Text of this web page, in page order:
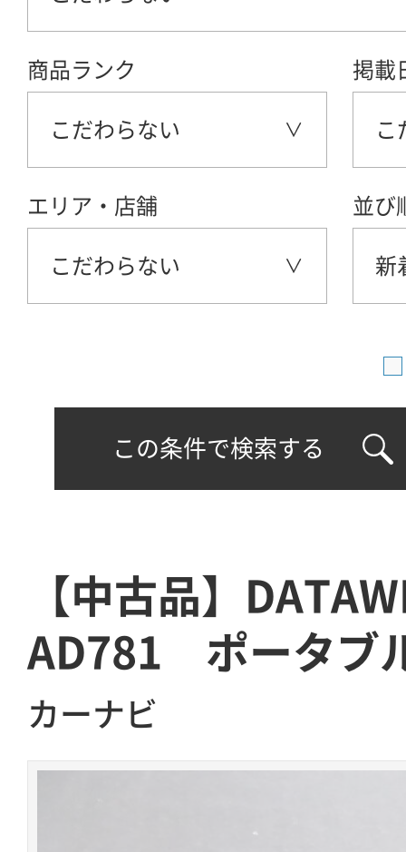
商品ランク
こだわらない
掲載
こ
エリア・店舗
こだわらない
並び
新
この条件で検索する
【中古品】
AD781 ポータブ
カーナビ